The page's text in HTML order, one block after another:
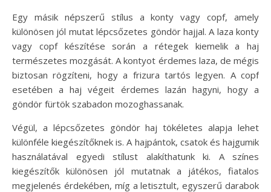
Egy másik népszerű stílus a konty vagy copf, amely
különösen jól mutat lépcsőzetes göndör hajjal. A laza konty
vagy copf készítése során a rétegek kiemelik a haj
természetes mozgását. A kontyot érdemes laza, de mégis
biztosan rögzíteni, hogy a frizura tartós legyen. A copf
esetében a haj végeit érdemes lazán hagyni, hogy a
göndör fürtök szabadon mozoghassanak.
Végül, a lépcsőzetes göndör haj tökéletes alapja lehet
különféle kiegészítőknek is. A hajpántok, csatok és hajgumik
használatával egyedi stílust alakíthatunk ki. A színes
kiegészítők különösen jól mutatnak a játékos, fiatalos
megjelenés érdekében, míg a letisztult, egyszerű darabok